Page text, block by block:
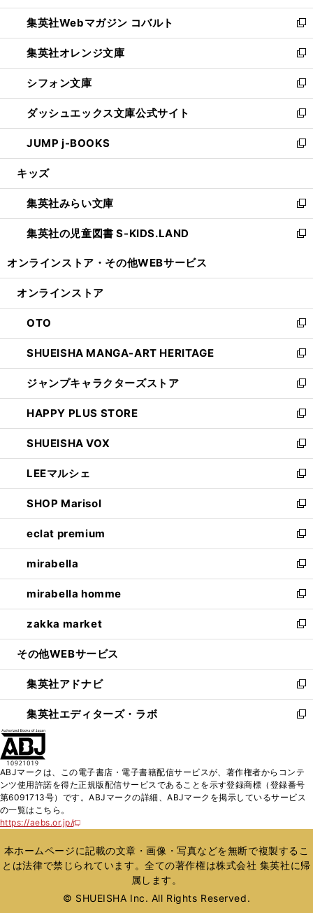
開
く
ウ
で
開
く
ン
ド
ウ
で
開
く
ウ
ィ
ン
ド
ウ
で
開
く
集英社Webマガジン コバルト
新
し
い
ウ
ィ
ン
ド
ウ
で
開
集英社オレンジ文庫
新
し
い
ウ
ィ
ン
ド
ウ
開
く
シフォン文庫
新
し
い
ウ
ィ
ン
ウ
で
開
く
ダッシュエックス文庫公式サイト
新
し
い
ウ
ン
ド
ウ
で
JUMP j-BOOKS
新
し
ウ
ィ
ン
ド
開
キッズ
集英社みらい文庫
新
し
い
ン
ウ
で
開
く
集英社の児童図書 S-KIDS.LAND
新
ウ
ン
ド
ウ
で
開
く
オンラインストア・ その他WEBサービス
オンラインストア
OTO
新
し
い
ウ
ィ
ン
ド
ウ
で
開
く
SHUEISHA MANGA-ART HERITAGE
新
し
い
ウ
ィ
ン
ド
ウ
で
開
く
ジャンプキャラクターズストア
新
し
い
ウ
ィ
ン
ド
ウ
で
開
く
HAPPY PLUS STORE
新
し
い
ウ
ィ
ン
ド
ウ
で
開
く
SHUEISHA VOX
新
し
い
ウ
ィ
ン
ド
ウ
で
開
く
LEEマルシェ
新
し
い
ウ
ィ
ン
ド
ウ
で
開
く
SHOP Marisol
新
し
い
ウ
ィ
ン
ド
ウ
で
開
eclat premium
新
し
い
ウ
ィ
ン
ド
ウ
開
く
mirabella
新
し
い
ウ
ィ
ン
ウ
で
開
く
mirabella homme
新
し
い
ウ
ン
ド
ウ
で
zakka market
新
し
ウ
ィ
ン
ド
く
その他WEBサービス
集英社アドナビ
新
し
い
ド
ウ
で
集英社エディターズ・ラボ
新
ィ
ン
ド
開
く
ABJマークは、この電子書店・電子書籍配信サービスが、著作権者からコンテ
ンツ使用許諾を得た正規版配信サービスであることを示す登録商標（登録番号
第6091713号）です。ABJマークの詳細、ABJマークを掲示しているサービス
の一覧はこちら。
https://aebs.or.jp/
新
い
ウ
ィ
ウ
本ホームページに記載の文章・画像・写真などを無断で複製するこ
とは法律で禁じられています。全ての著作権は株式会社 集英社に帰
属します。
© SHUEISHA Inc. All Rights Reserved.